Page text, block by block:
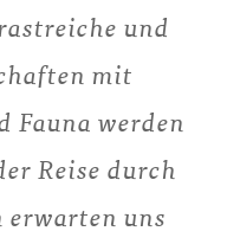
und
mit
Fauna werden
Reise durch
erwarten uns